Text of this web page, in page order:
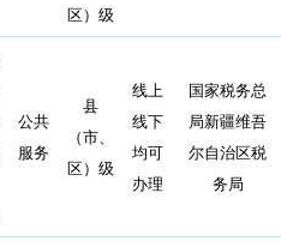
区）级
公共
服务
县
（市、
区）级
线上
线下
均可
办理
国家税务总
局新疆维吾
尔自治区税
务局